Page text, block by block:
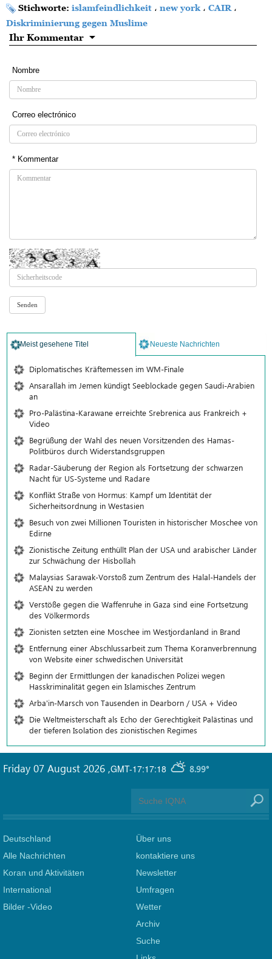
Stichworte: islamfeindlichkeit ، new york ، CAIR ،
Diskriminierung gegen Muslime
Ihr Kommentar
Nombre
Correo electrónico
* Kommentar
Meist gesehene Titel Neueste Nachrichten
Diplomatisches Kräftemessen im WM-Finale
Ansarallah im Jemen kündigt Seeblockade gegen Saudi-Arabien
an
Pro-Palästina-Karawane erreichte Srebrenica aus Frankreich +
Video
Begrüßung der Wahl des neuen Vorsitzenden des Hamas-
Politbüros durch Widerstandsgruppen
Radar-Säuberung der Region als Fortsetzung der schwarzen
Nacht für US-Systeme und Radare
Konflikt Straße von Hormus: Kampf um Identität der
Sicherheitsordnung in Westasien
Besuch von zwei Millionen Touristen in historischer Moschee von
Edirne
Zionistische Zeitung enthüllt Plan der USA und arabischer Länder
zur Schwächung der Hisbollah
Malaysias Sarawak-Vorstoß zum Zentrum des Halal-Handels der
ASEAN zu werden
Verstöße gegen die Waffenruhe in Gaza sind eine Fortsetzung
des Völkermords
Zionisten setzten eine Moschee im Westjordanland in Brand
Entfernung einer Abschlussarbeit zum Thema Koranverbrennung
von Website einer schwedischen Universität
Beginn der Ermittlungen der kanadischen Polizei wegen
Hasskriminalität gegen ein Islamisches Zentrum
Arba'in-Marsch von Tausenden in Dearborn / USA + Video
Die Weltmeisterschaft als Echo der Gerechtigkeit Palästinas und
der tieferen Isolation des zionistischen Regimes
GMT-17:17:18 8.99°
Friday 07 August 2026 ,
Deutschland
Alle Nachrichten
Koran und Aktivitäten
International
Bilder -Video
Über uns
kontaktiere uns
Newsletter
Umfragen
Wetter
Archiv
Suche